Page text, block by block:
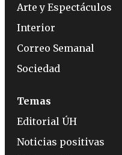
Arte y Espectáculos
Interior
Correo Semanal
Sociedad
Temas
Editorial ÚH
Noticias positivas